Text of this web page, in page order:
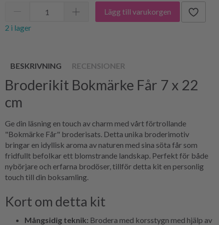
Lägg till varukorgen
2 i lager
BESKRIVNING RECENSIONER
Broderikit Bokmärke Får 7 x 22
cm
Ge din läsning en touch av charm med vårt förtrollande
"Bokmärke Får" broderisats. Detta unika broderimotiv
bringar en idyllisk aroma av naturen med sina söta får som
fridfullt befolkar ett blomstrande landskap. Perfekt för både
nybörjare och erfarna brodöser, tillför detta kit en personlig
touch till din boksamling.
Kort om detta kit
Mångsidig teknik: Brodera med korsstygn med hjälp av